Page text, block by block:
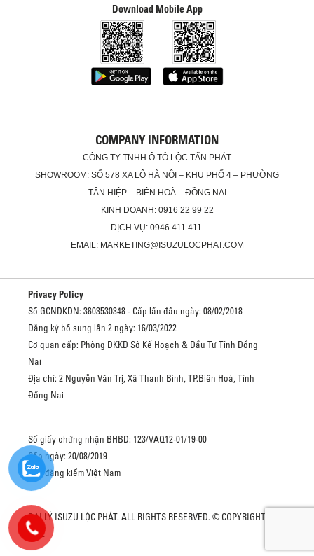
Download Mobile App
COMPANY INFORMATION
CÔNG TY TNHH Ô TÔ LỘC TẤN PHÁT
SHOWROOM: SỐ 578 XA LỘ HÀ NỘI – KHU PHỐ 4 – PHƯỜNG
TÂN HIỆP – BIÊN HOÀ – ĐỒNG NAI
KINH DOANH: 0916 22 99 22
DỊCH VỤ: 0946 411 411
EMAIL: MARKETING@ISUZULOCPHAT.COM
Privacy Policy
Số GCNDKDN: 3603530348 - Cấp lần đầu ngày: 08/02/2018
Đăng ký bổ sung lần 2 ngày: 16/03/2022
Cơ quan cấp: Phòng ĐKKD Sở Kế Hoạch & Đầu Tư Tỉnh Đồng
Nai
Địa chỉ: 2 Nguyễn Văn Trị, Xã Thanh Bình, TP.Biên Hoà, Tỉnh
Đồng Nai
Số giấy chứng nhận BHBD: 123/VAQ12-01/19-00
Cấp ngày: 20/08/2019
Cục đăng kiểm Việt Nam
ĐẠI LÝ ISUZU LỘC PHÁT. ALL RIGHTS RESERVED. © COPYRIGHT
2022